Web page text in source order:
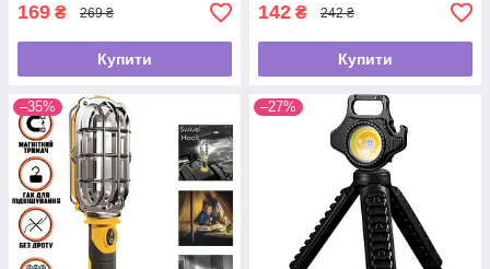
169 ₴ 269 ₴
Купити
142 ₴ 242 ₴
Купити
–35% –27%